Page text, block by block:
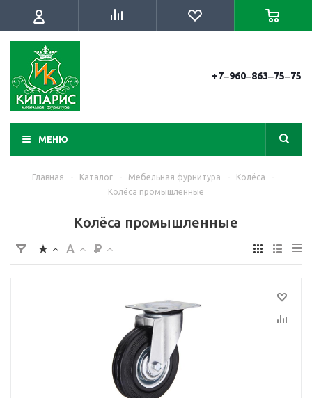
+7‒960‒863‒75‒75
МЕНЮ
Главная - Каталог - Мебельная фурнитура - Колёса
-
Колёса промышленные
Колёса промышленные